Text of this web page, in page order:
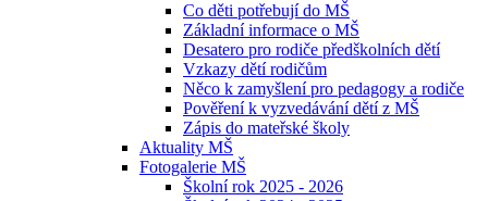
Co děti potřebují do MŠ
Základní informace o MŠ
Desatero pro rodiče předškolních dětí
Vzkazy dětí rodičům
Něco k zamyšlení pro pedagogy a rodiče
Pověření k vyzvedávání dětí z MŠ
Zápis do mateřské školy
Aktuality MŠ
Fotogalerie MŠ
Školní rok 2025 - 2026